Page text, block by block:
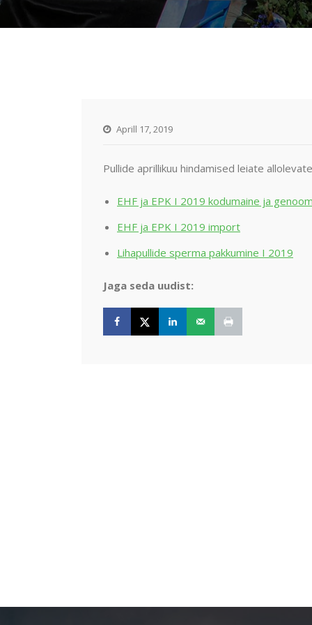
Aprill 17, 2019
Pullide aprillikuu hindamised leiate
EHF ja EPK I 2019 kodumaine ja
EHF ja EPK I 2019 import
Lihapullide sperma pakkumine I 2019
Jaga seda uudist: